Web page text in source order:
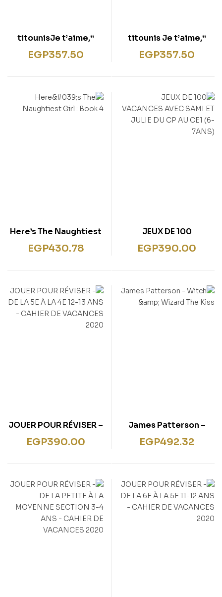
“titounis Je t’aime,
Maman !”
EGP357.50
“titounisJe t’aime,
Papa !”
EGP357.50
100 JEUX DE
VACANCES AVEC SAMI
EGP390.00
Here’s The Naughtiest
Girl : Book 4
EGP430.78
James Patterson –
Witch & Wizard The
EGP492.32
JOUER POUR RÉVISER –
DE LA 5E À LA 4E 12-13
EGP390.00